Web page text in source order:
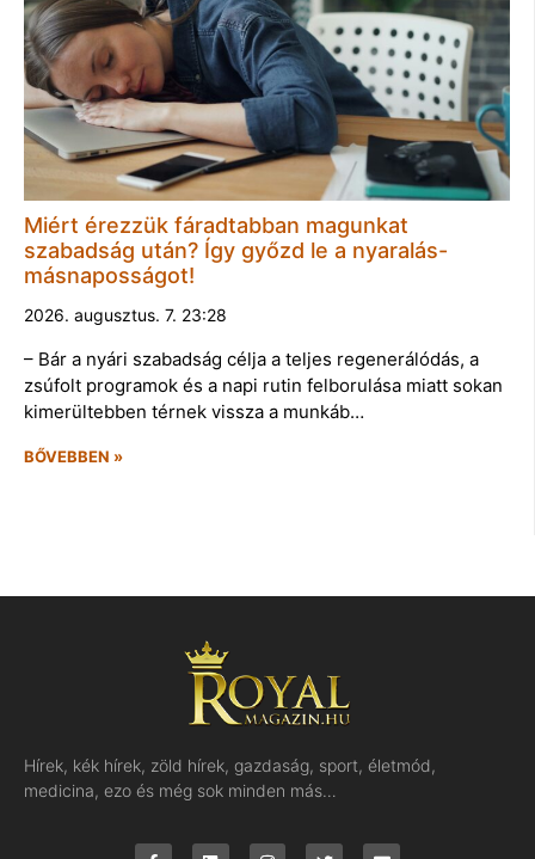
Miért érezzük fáradtabban magunkat
szabadság után? Így győzd le a nyaralás-
másnaposságot!
2026. augusztus. 7. 23:28
– Bár a nyári szabadság célja a teljes regenerálódás, a
zsúfolt programok és a napi rutin felborulása miatt sokan
kimerültebben térnek vissza a munkáb…
BŐVEBBEN »
Hírek, kék hírek, zöld hírek, gazdaság, sport, életmód,
medicina, ezo és még sok minden más…